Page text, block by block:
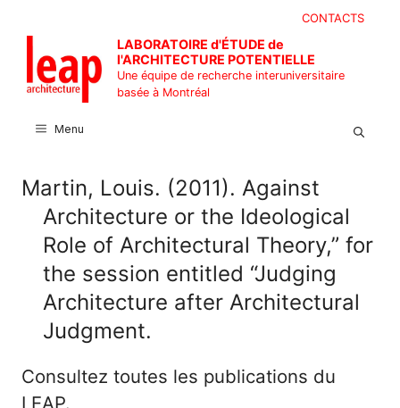
contenu
CONTACTS
LABORATOIRE d'ÉTUDE de
l'ARCHITECTURE POTENTIELLE
Une équipe de recherche interuniversitaire
basée à Montréal
Menu
Martin, Louis. (2011). Against
Architecture or the Ideological
Role of Architectural Theory,” for
the session entitled “Judging
Architecture after Architectural
Judgment.
Consultez toutes les publications du
LEAP.